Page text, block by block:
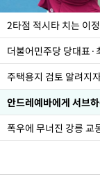
2타점 적시타 치는 이
안드레예바에게 서브
폭우에 무너진 강릉 교